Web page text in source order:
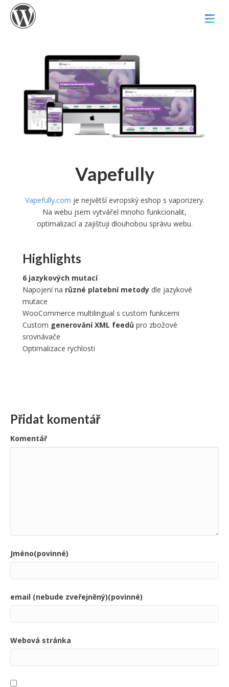
Vapefully
Vapefully.com je největší evropský eshop s vaporizery.
Na webu jsem vytvářel mnoho funkcionalit,
optimalizací a zajištuji dlouhobou správu webu.
Highlights
6 jazykových mutací
Napojení na různé platební metody dle jazykové
mutace
WooCommerce multilingual s custom funkcemi
Custom generování XML feedů pro zbožové
srovnávače
Optimalizace rychlosti
Přidat komentář
Komentář
Jméno(povinné)
email (nebude zveřejněný)(povinné)
Webová stránka